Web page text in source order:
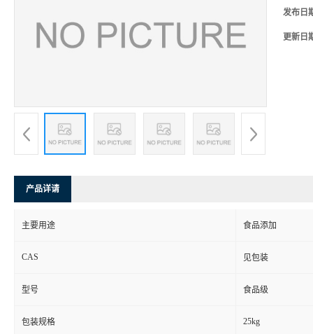
发布日
更新日
产品详请
主要用途 食品添加
CAS 见包装
型号 食品级
包装规格 25kg